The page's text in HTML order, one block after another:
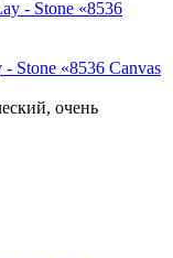
Stone «8536 Canvas
очень